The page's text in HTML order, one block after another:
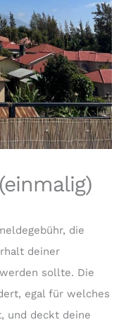
die
deiner
sollte. Die
egal für welches
und deckt deine